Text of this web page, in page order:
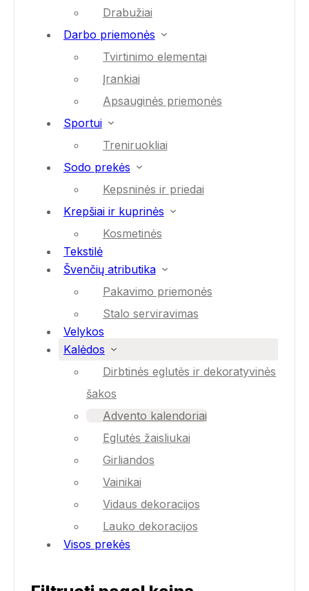
Drabužiai
Darbo priemonės
Tvirtinimo elementai
Įrankiai
Apsauginės priemonės
Sportui
Treniruokliai
Sodo prekės
Kepsninės ir priedai
Krepšiai ir kuprinės
Kosmetinės
Tekstilė
Švenčių atributika
Pakavimo priemonės
Stalo serviravimas
Velykos
Kalėdos
Dirbtinės eglutės ir dekoratyvinės
šakos
Advento kalendoriai
Eglutės žaisliukai
Girliandos
Vainikai
Vidaus dekoracijos
Lauko dekoracijos
Visos prekės